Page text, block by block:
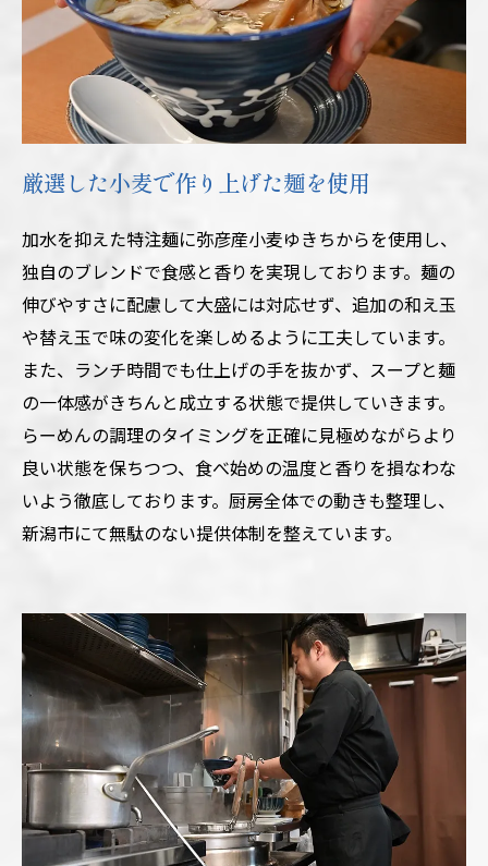
厳選した小麦で作り上げた麺を使用
加水を抑えた特注麺に弥彦産小麦ゆきちからを使用し、
独自のブレンドで食感と香りを実現しております。麺の
伸びやすさに配慮して大盛には対応せず、追加の和え玉
や替え玉で味の変化を楽しめるように工夫しています。
また、ランチ時間でも仕上げの手を抜かず、スープと麺
の一体感がきちんと成立する状態で提供していきます。
らーめんの調理のタイミングを正確に見極めながらより
良い状態を保ちつつ、食べ始めの温度と香りを損なわな
いよう徹底しております。厨房全体での動きも整理し、
新潟市にて無駄のない提供体制を整えています。